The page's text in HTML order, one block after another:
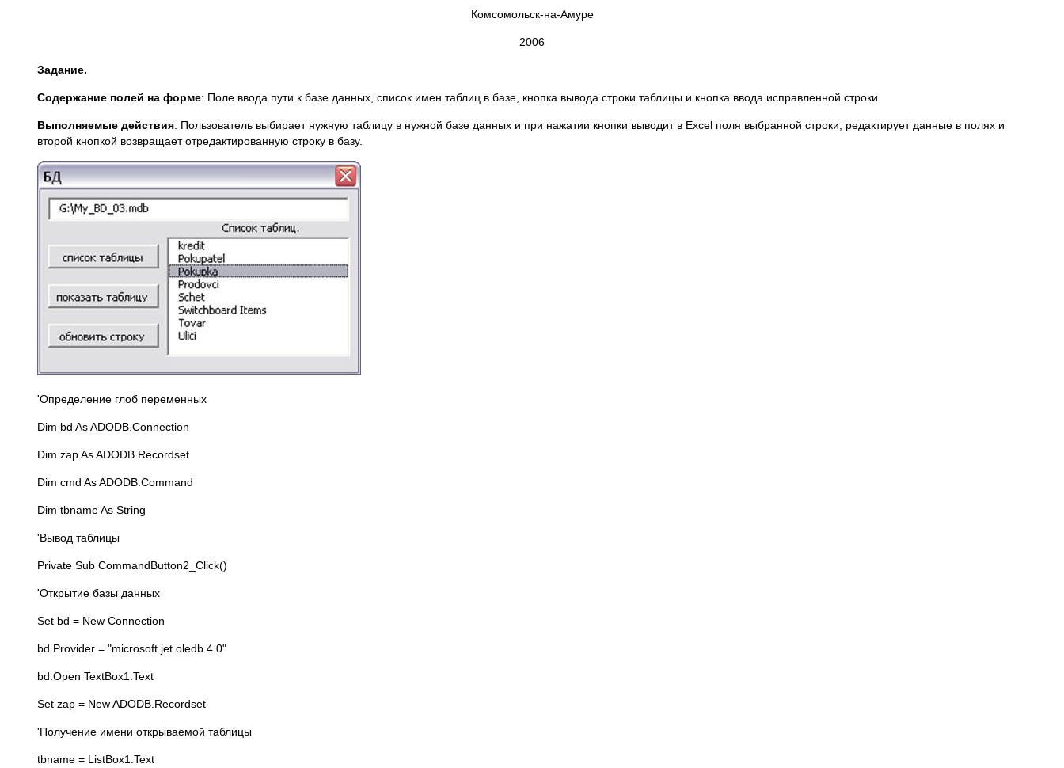
Комсомольск-на-Амуре
2006
Задание.
Содержание полей на форме: Поле ввода пути к базе данных, список имен таблиц в базе, кнопка вывода строки таблицы и кнопка ввода исправленной строки
Выполняемые действия: Пользователь выбирает нужную таблицу в нужной базе данных и при нажатии кнопки выводит в Excel поля выбранной строки, редактирует данные в полях и
второй кнопкой возвращает отредактированную строку в базу.
'Определение глоб переменных
Dim bd As ADODB.Connection
Dim zap As ADODB.Recordset
Dim cmd As ADODB.Command
Dim tbname As String
'Вывод таблицы
Private Sub CommandButton2_Click()
'Открытие базы данных
Set bd = New Connection
bd.Provider = "microsoft.jet.oledb.4.0"
bd.Open TextBox1.Text
Set zap = New ADODB.Recordset
'Получение имени открываемой таблицы
tbname = ListBox1.Text